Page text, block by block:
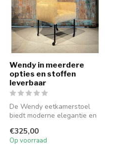
Wendy in meerdere
opties en stoffen
leverbaar
De Wendy eetkamerstoel
biedt moderne elegantie en
m...
€325,00
Op voorraad